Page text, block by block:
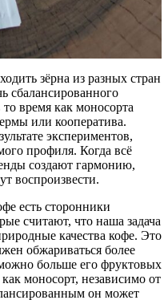
зёрна из разных стран
сбалансированного
время как моносорта
или кооператива.
экспериментов,
профиля. Когда всё
создают гармонию,
воспроизвести.
есть сторонники
считают, что наша задача
качества кофе. Это
обжариваться более
больше его фруктовых
моносорт, независимо от
он может